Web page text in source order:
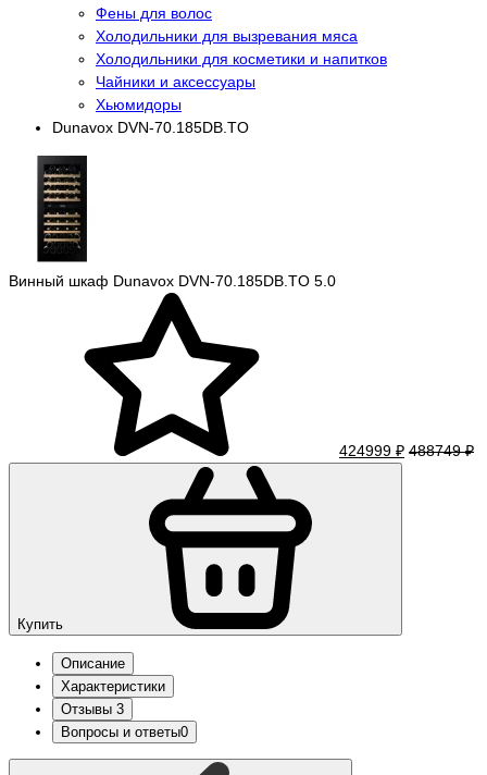
Фены для волос
Холодильники для вызревания мяса
Холодильники для косметики и напитков
Чайники и аксессуары
Хьюмидоры
Dunavox DVN-70.185DB.TO
Винный шкаф Dunavox DVN-70.185DB.TO 5.0
424999 ₽ 488749 ₽
Купить
Описание
Характеристики
Отзывы 3
Вопросы и ответы0